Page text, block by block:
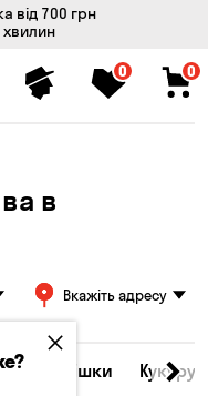
від 700 грн
хвилин
0 0
в
Вкажіть адресу
Горішки